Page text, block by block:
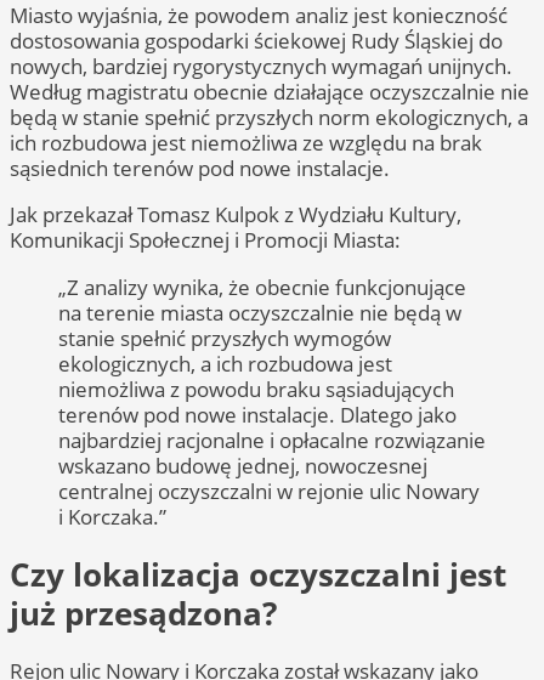
Miasto wyjaśnia, że powodem analiz jest konieczność
dostosowania gospodarki ściekowej Rudy Śląskiej do
nowych, bardziej rygorystycznych wymagań unijnych.
Według magistratu obecnie działające oczyszczalnie nie
będą w stanie spełnić przyszłych norm ekologicznych, a
ich rozbudowa jest niemożliwa ze względu na brak
sąsiednich terenów pod nowe instalacje.
Jak przekazał Tomasz Kulpok z Wydziału Kultury,
Komunikacji Społecznej i Promocji Miasta:
„Z analizy wynika, że obecnie funkcjonujące
na terenie miasta oczyszczalnie nie będą w
stanie spełnić przyszłych wymogów
ekologicznych, a ich rozbudowa jest
niemożliwa z powodu braku sąsiadujących
terenów pod nowe instalacje. Dlatego jako
najbardziej racjonalne i opłacalne rozwiązanie
wskazano budowę jednej, nowoczesnej
centralnej oczyszczalni w rejonie ulic Nowary
i Korczaka.”
Czy lokalizacja oczyszczalni jest
już przesądzona?
Rejon ulic Nowary i Korczaka został wskazany jako